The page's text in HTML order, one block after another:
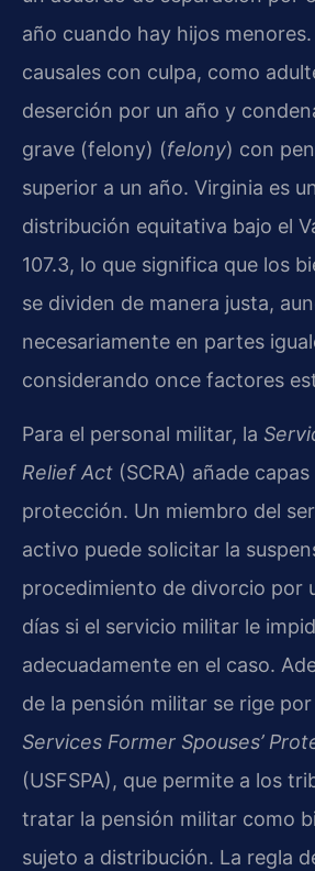
año cuando hay hijos
causales con culpa, como
deserción por un año y
grave (felony) (felony) con
superior a un año. Virginia es
distribución equitativa bajo el
107.3, lo que significa que los
se dividen de manera justa,
necesariamente en partes
considerando once factores
Para el personal militar, la
Relief Act (SCRA) añade
protección. Un miembro del
activo puede solicitar la
procedimiento de divorcio por
días si el servicio militar le
adecuadamente en el caso.
de la pensión militar se rige por
Services Former Spouses’
(USFSPA), que permite a los
tratar la pensión militar como
sujeto a distribución. La regla